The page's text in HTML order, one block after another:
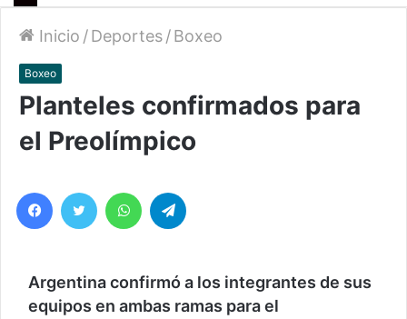
Inicio /Deportes/Boxeo
Boxeo
Planteles confirmados para
el Preolímpico
Facebook
Twitter WhatsApp
Argentina confirmó a los integrantes de sus
equipos en ambas ramas para el